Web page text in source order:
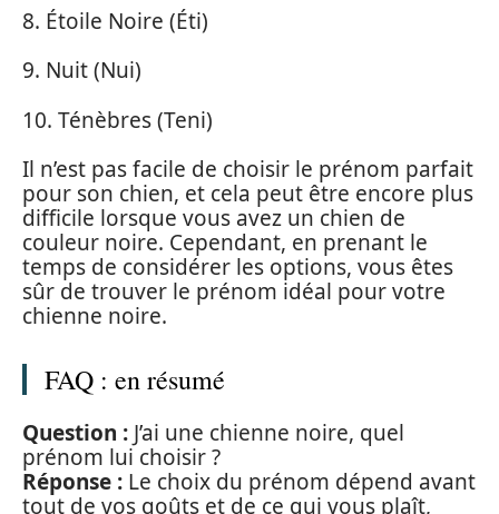
8. Étoile Noire (Éti)
9. Nuit (Nui)
10. Ténèbres (Teni)
Il n’est pas facile de choisir le prénom parfait
pour son chien, et cela peut être encore plus
difficile lorsque vous avez un chien de
couleur noire. Cependant, en prenant le
temps de considérer les options, vous êtes
sûr de trouver le prénom idéal pour votre
chienne noire.
FAQ : en résumé
Question : J’ai une chienne noire, quel
prénom lui choisir ?
Réponse : Le choix du prénom dépend avant
tout de vos goûts et de ce qui vous plaît,